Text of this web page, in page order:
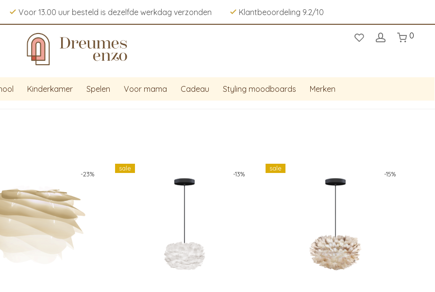
Voor 13.00 uur besteld is dezelfde werkdag verzonden Klantbeoordeling 9.2/10
0
Kinderkamer Spelen Voor mama Cadeau Styling moodboards Merken
-23% -13%
sale
-15%
sale